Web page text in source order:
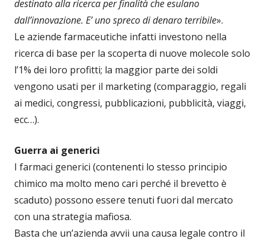
destinato alla ricerca per finalità che esulano
dall’innovazione. E’ uno spreco di denaro terribile».
Le aziende farmaceutiche infatti investono nella
ricerca di base per la scoperta di nuove molecole solo
l’1% dei loro profitti; la maggior parte dei soldi
vengono usati per il marketing (comparaggio, regali
ai medici, congressi, pubblicazioni, pubblicità, viaggi,
ecc…).
Guerra ai generici
I farmaci generici (contenenti lo stesso principio
chimico ma molto meno cari perché il brevetto è
scaduto) possono essere tenuti fuori dal mercato
con una strategia mafiosa.
Basta che un’azienda avvii una causa legale contro il